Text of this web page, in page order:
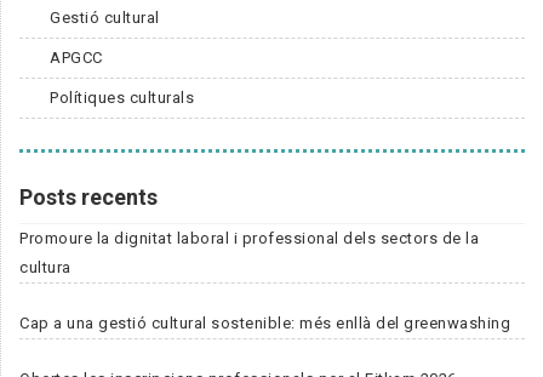
Gestió cultural
APGCC
Polítiques culturals
Posts recents
Promoure la dignitat laboral i professional dels sectors de la
cultura
Cap a una gestió cultural sostenible: més enllà del greenwashing